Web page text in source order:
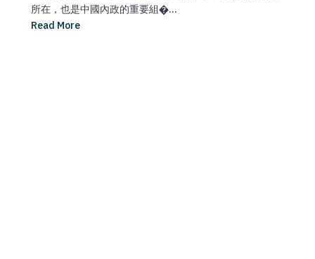
所在，也是中國內政的重要組�...
Read More